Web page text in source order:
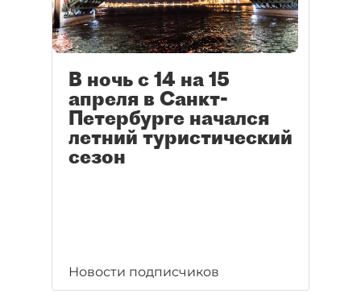
В ночь с 14 на 15
апреля в Санкт-
Петербурге начался
летний туристический
сезон
Новости подписчиков